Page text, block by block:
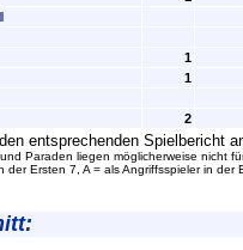
1
1
2
entsprechenden Spielbericht
Paraden liegen möglicherweise nicht
der Ersten 7, A = als Angriffsspieler in